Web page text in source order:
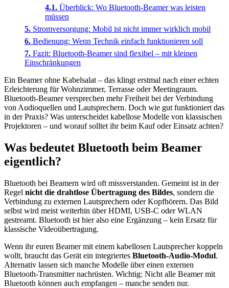
Überblick: Wo Bluetooth-Beamer was leisten
müssen
Stromversorgung: Mobil ist nicht immer wirklich mobil
Bedienung: Wenn Technik einfach funktionieren soll
Fazit: Bluetooth-Beamer sind flexibel – mit kleinen
Einschränkungen
Ein Beamer ohne Kabelsalat – das klingt erstmal nach einer echten
Erleichterung für Wohnzimmer, Terrasse oder Meetingraum.
Bluetooth-Beamer versprechen mehr Freiheit bei der Verbindung
von Audioquellen und Lautsprechern. Doch wie gut funktioniert das
in der Praxis? Was unterscheidet kabellose Modelle von klassischen
Projektoren – und worauf solltet ihr beim Kauf oder Einsatz achten?
Was bedeutet Bluetooth beim Beamer
eigentlich?
Bluetooth bei Beamern wird oft missverstanden. Gemeint ist in der
Regel nicht die drahtlose Übertragung des Bildes, sondern die
Verbindung zu externen Lautsprechern oder Kopfhörern. Das Bild
selbst wird meist weiterhin über HDMI, USB-C oder WLAN
gestreamt. Bluetooth ist hier also eine Ergänzung – kein Ersatz für
klassische Videoübertragung.
Wenn ihr euren Beamer mit einem kabellosen Lautsprecher koppeln
wollt, braucht das Gerät ein integriertes Bluetooth-Audio-Modul.
Alternativ lassen sich manche Modelle über einen externen
Bluetooth-Transmitter nachrüsten. Wichtig: Nicht alle Beamer mit
Bluetooth können auch empfangen – manche senden nur.